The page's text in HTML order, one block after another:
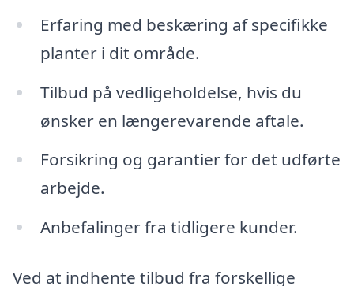
Erfaring med beskæring af specifikke
planter i dit område.
Tilbud på vedligeholdelse, hvis du
ønsker en længerevarende aftale.
Forsikring og garantier for det udførte
arbejde.
Anbefalinger fra tidligere kunder.
Ved at indhente tilbud fra forskellige